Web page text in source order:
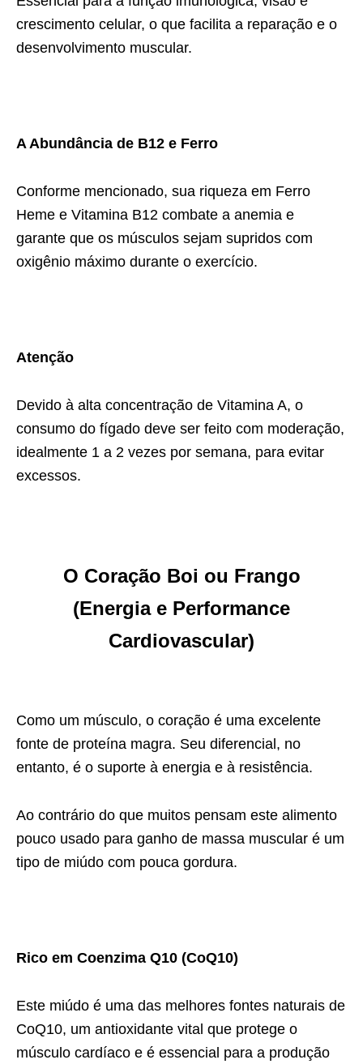
crescimento celular, o que facilita a reparação e o
desenvolvimento muscular.
A Abundância de B12 e Ferro
Conforme mencionado, sua riqueza em Ferro
Heme e Vitamina B12 combate a anemia e
garante que os músculos sejam supridos com
oxigênio máximo durante o exercício.
Atenção
Devido à alta concentração de Vitamina A, o
consumo do fígado deve ser feito com moderação,
idealmente 1 a 2 vezes por semana, para evitar
excessos.
O Coração Boi ou Frango
(Energia e Performance
Cardiovascular)
Como um músculo, o coração é uma excelente
fonte de proteína magra. Seu diferencial, no
entanto, é o suporte à energia e à resistência.
Ao contrário do que muitos pensam este alimento
pouco usado para ganho de massa muscular é um
tipo de miúdo com pouca gordura.
Rico em Coenzima Q10 (CoQ10)
Este miúdo é uma das melhores fontes naturais de
CoQ10, um antioxidante vital que protege o
músculo cardíaco e é essencial para a produção